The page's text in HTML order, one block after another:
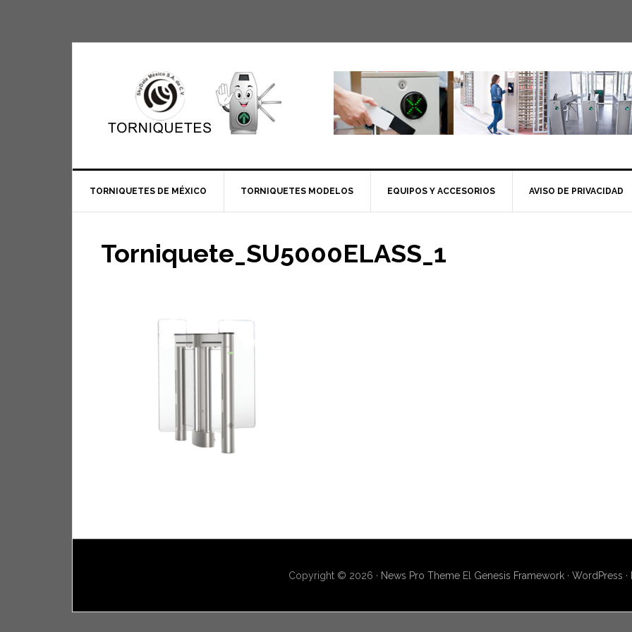
TORNIQUETES DE MÉXICO TORNIQUETES MODELOS EQUIPOS Y ACCESORIOS AVISO DE PRIVACIDAD
Torniquete_SU5000ELASS_1
Copyright © 2026 · News Pro Theme El Genesis Framework · WordPress ·